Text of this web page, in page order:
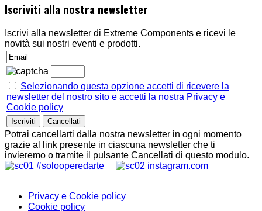
Iscriviti alla nostra newsletter
Iscrivi alla newsletter di Extreme Components e ricevi le
novità sui nostri eventi e prodotti.
Selezionando questa opzione accetti di ricevere la
newsletter del nostro sito e accetti la nostra Privacy e
Cookie policy
Potrai cancellarti dalla nostra newsletter in ogni momento
grazie al link presente in ciascuna newsletter che ti
invieremo o tramite il pulsante Cancellati di questo modulo.
#solooperedarte
instagram.com
Privacy e Cookie policy
Cookie policy